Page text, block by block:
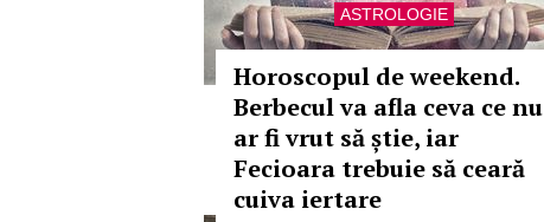
ASTROLOGIE
Horoscopul de weekend.
Berbecul va afla ceva ce nu
ar fi vrut să știe, iar
Fecioara trebuie să ceară
cuiva iertare